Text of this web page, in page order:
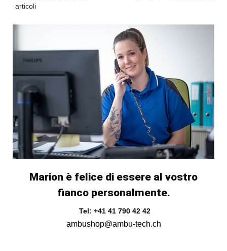
articoli
Marion è felice di essere al vostro
fianco personalmente.
Tel: +41 41 790 42 42
ambushop@ambu-tech.ch